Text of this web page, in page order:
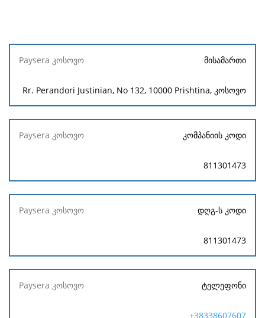
Paysera
მისამართი
Rr. Perandori Justinian, No 132, 10000 Prishtina, კოსოვო
კომპანიის კოდი
811301473
დღგ-ს კოდი
811301473
ტელეფონი
+38338607607